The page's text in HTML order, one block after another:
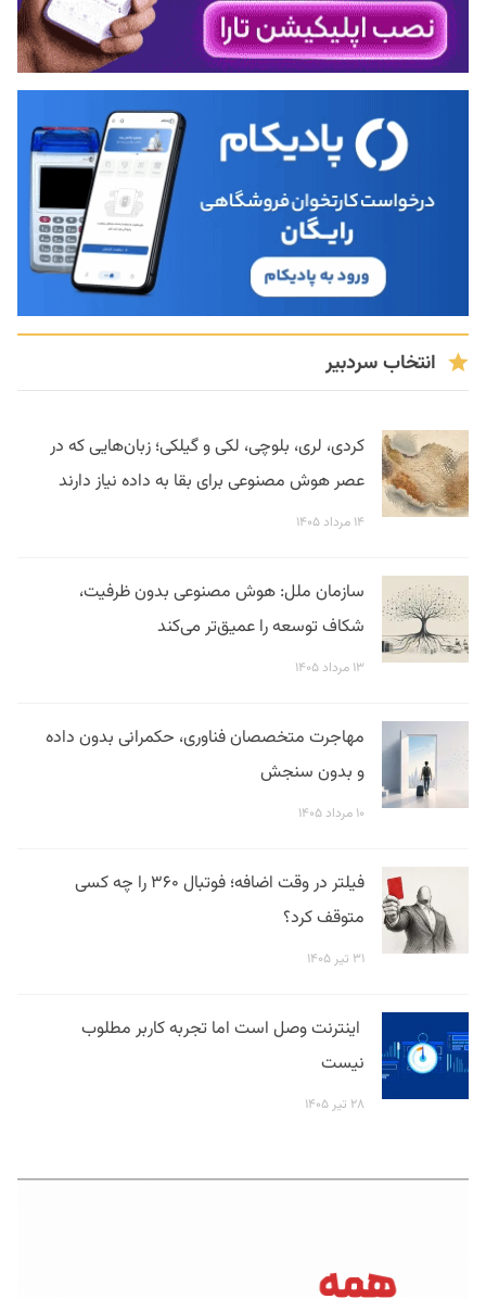
انتخاب سردبیر
کردی، لری، بلوچی، لکی و گیلکی؛ زبان‌هایی که در
عصر هوش مصنوعی برای بقا به داده نیاز دارند
۱۴ مرداد ۱۴۰۵
سازمان ملل: هوش مصنوعی بدون ظرفیت،
شکاف توسعه را عمیق‌تر می‌کند
۱۳ مرداد ۱۴۰۵
مهاجرت متخصصان فناوری، حکمرانی بدون داده
و بدون سنجش
۱۰ مرداد ۱۴۰۵
فیلتر در وقت اضافه؛ فوتبال ۳۶۰ را چه کسی
متوقف کرد؟
۳۱ تیر ۱۴۰۵
اینترنت وصل است اما تجربه کاربر مطلوب
نیست
۲۸ تیر ۱۴۰۵